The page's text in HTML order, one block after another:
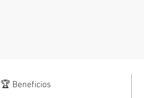
🏆 Beneficios